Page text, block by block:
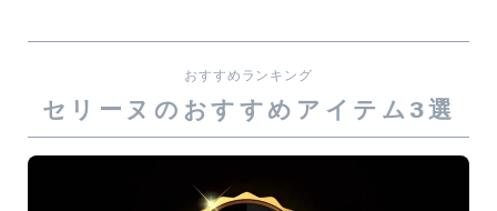
おすすめランキング
セリーヌのおすすめアイテム3選